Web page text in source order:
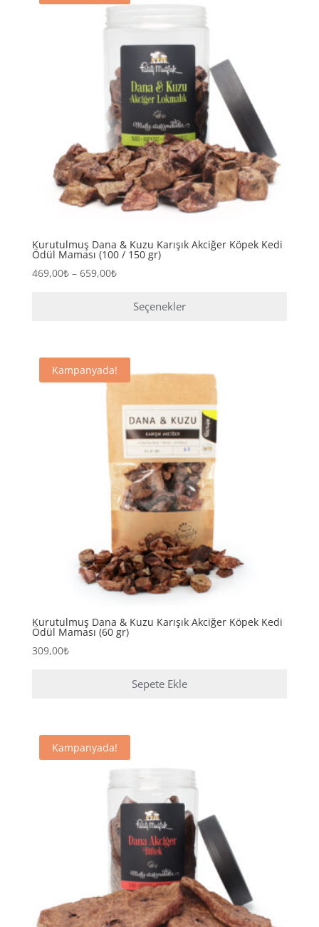
Kurutulmuş Dana & Kuzu Karışık Akciğer Köpek Kedi
Ödül Maması (100 / 150 gr)
469,00₺ – 659,00₺Fiyat
469,00₺
Seçenekler
birden
fazla
Kampanyada!
Kurutulmuş Dana & Kuzu Karışık Akciğer Köpek Kedi
Ödül Maması (60 gr)
309,00₺
Sepete Ekle
Kampanyada!